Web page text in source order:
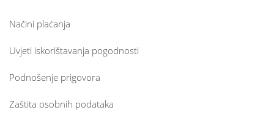
Načini plaćanja
Uvjeti iskorištavanja pogodnosti
Podnošenje prigovora
Zaštita osobnih podataka